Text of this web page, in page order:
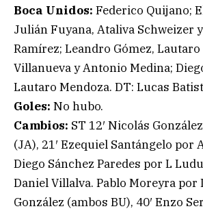
Boca Unidos: Federico Quijano;
Julián Fuyana, Ataliva Schweizer
Ramírez; Leandro Gómez,
Villanueva y Antonio Medina;
Lautaro Mendoza. DT: Lucas
Goles: No hubo.
Cambios: ST 12′ Nicolás
(JA), 21′ Ezequiel Santángelo por
Diego Sánchez Paredes por L
Daniel Villalva. Pablo Moreyra por
González (ambos BU), 40′ Enzo